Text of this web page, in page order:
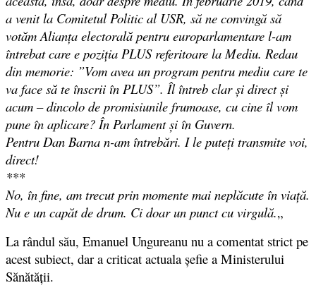
a venit la Comitetul Politic al USR, să ne convingă să
votăm Alianța electorală pentru europarlamentare l-am
întrebat care e poziția PLUS referitoare la Mediu. Redau
din memorie: ”Vom avea un program pentru mediu care te
va face să te înscrii în PLUS”. Îl întreb clar și direct și
acum – dincolo de promisiunile frumoase, cu cine îl vom
pune în aplicare? În Parlament și în Guvern.
Pentru Dan Barna n-am întrebări. I le puteți transmite voi,
direct!
***
No, în fine, am trecut prin momente mai neplăcute în viață.
Nu e un capăt de drum. Ci doar un punct cu virgulă.„
La rândul său, Emanuel Ungureanu nu a comentat strict pe
acest subiect, dar a criticat actuala șefie a Ministerului
Sănătății.